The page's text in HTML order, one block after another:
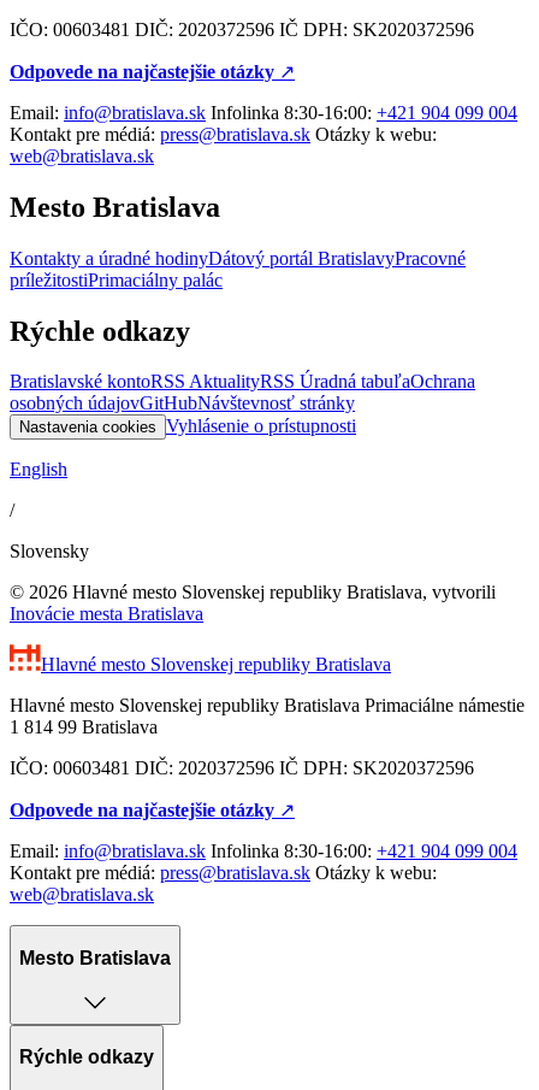
IČO: 00603481 DIČ: 2020372596 IČ DPH: SK2020372596
Odpovede na najčastejšie otázky ↗︎
Email: info@bratislava.sk Infolinka 8:30-16:00: +421 904 099 004
Kontakt pre médiá: press@bratislava.sk Otázky k webu:
web@bratislava.sk
Mesto Bratislava
Kontakty a úradné hodinyDátový portál BratislavyPracovné
príležitostiPrimaciálny palác
Rýchle odkazy
Bratislavské kontoRSS AktualityRSS Úradná tabuľaOchrana
osobných údajovGitHubNávštevnosť stránky
Nastavenia cookies Vyhlásenie o prístupnosti
English
/
Slovensky
© 2026 Hlavné mesto Slovenskej republiky Bratislava, vytvorili
Inovácie mesta Bratislava
Hlavné mesto Slovenskej republiky Bratislava
Hlavné mesto Slovenskej republiky Bratislava Primaciálne námestie
1 814 99 Bratislava
IČO: 00603481 DIČ: 2020372596 IČ DPH: SK2020372596
Odpovede na najčastejšie otázky ↗︎
Email: info@bratislava.sk Infolinka 8:30-16:00: +421 904 099 004
Kontakt pre médiá: press@bratislava.sk Otázky k webu:
web@bratislava.sk
Mesto Bratislava
Rýchle odkazy